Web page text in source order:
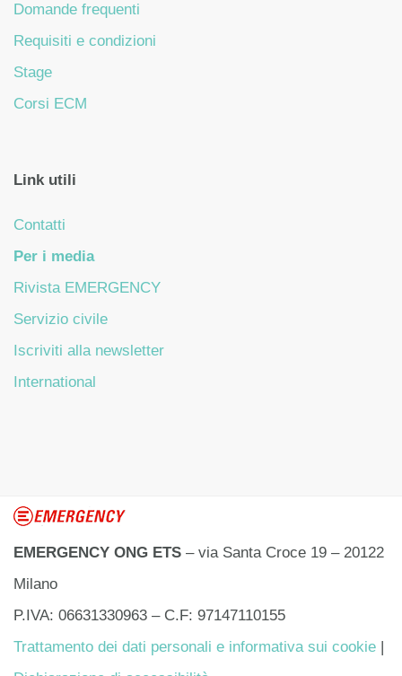
Domande frequenti
Requisiti e condizioni
Stage
Corsi ECM
Link utili
Contatti
Per i media
Rivista EMERGENCY
Servizio civile
Iscriviti alla newsletter
International
EMERGENCY ONG ETS – via Santa Croce 19 – 20122
Milano
P.IVA: 06631330963 – C.F: 97147110155
Trattamento dei dati personali e informativa sui cookie